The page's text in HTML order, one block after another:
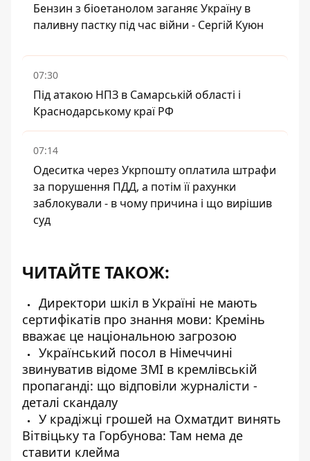
Бензин з біоетанолом заганяє Україну в
паливну пастку під час війни - Сергій Куюн
07:30
Під атакою НПЗ в Самарській області і
Краснодарському краї РФ
07:14
Одеситка через Укрпошту оплатила штрафи
за порушення ПДД, а потім її рахунки
заблокували - в чому причина і що вирішив
суд
ЧИТАЙТЕ ТАКОЖ:
Директори шкіл в Україні не мають
сертифікатів про знання мови: Кремінь
вважає це національною загрозою
Український посол в Німеччині
звинуватив відоме ЗМІ в кремлівській
пропаганді: що відповіли журналісти -
деталі скандалу
У крадіжці грошей на Охматдит винять
Вітвіцьку та Горбунова: Там нема де
ставити клейма